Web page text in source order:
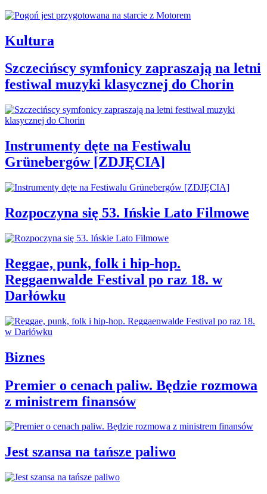
Kultura
Szczecińscy symfonicy zapraszają na letni
festiwal muzyki klasycznej do Chorin
Instrumenty dęte na Festiwalu
Grünebergów [ZDJĘCIA]
Rozpoczyna się 53. Ińskie Lato Filmowe
Reggae, punk, folk i hip-hop.
Reggaenwalde Festival po raz 18. w
Darłówku
Biznes
Premier o cenach paliw. Będzie rozmowa
z ministrem finansów
Jest szansa na tańsze paliwo